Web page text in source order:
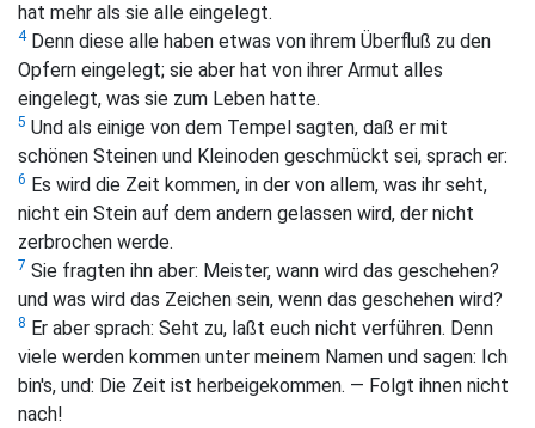
hat mehr als sie alle eingelegt.
4 Denn diese alle haben etwas von ihrem Überfluß zu den
Opfern eingelegt; sie aber hat von ihrer Armut alles
eingelegt, was sie zum Leben hatte.
5 Und als einige von dem Tempel sagten, daß er mit
schönen Steinen und Kleinoden geschmückt sei, sprach er:
6 Es wird die Zeit kommen, in der von allem, was ihr seht,
nicht ein Stein auf dem andern gelassen wird, der nicht
zerbrochen werde.
7 Sie fragten ihn aber: Meister, wann wird das geschehen?
und was wird das Zeichen sein, wenn das geschehen wird?
8 Er aber sprach: Seht zu, laßt euch nicht verführen. Denn
viele werden kommen unter meinem Namen und sagen: Ich
bin's, und: Die Zeit ist herbeigekommen. — Folgt ihnen nicht
nach!